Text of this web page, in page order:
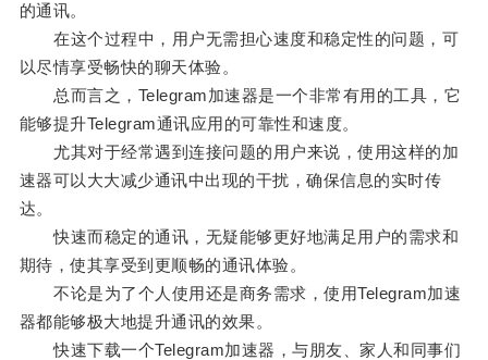
的通讯。
在这个过程中，用户无需担心速度和稳定性的问题，可
以尽情享受畅快的聊天体验。
总而言之，Telegram加速器是一个非常有用的工具，它
能够提升Telegram通讯应用的可靠性和速度。
尤其对于经常遇到连接问题的用户来说，使用这样的加
速器可以大大减少通讯中出现的干扰，确保信息的实时传
达。
快速而稳定的通讯，无疑能够更好地满足用户的需求和
期待，使其享受到更顺畅的通讯体验。
不论是为了个人使用还是商务需求，使用Telegram加速
器都能够极大地提升通讯的效果。
快速下载一个Telegram加速器，与朋友、家人和同事们